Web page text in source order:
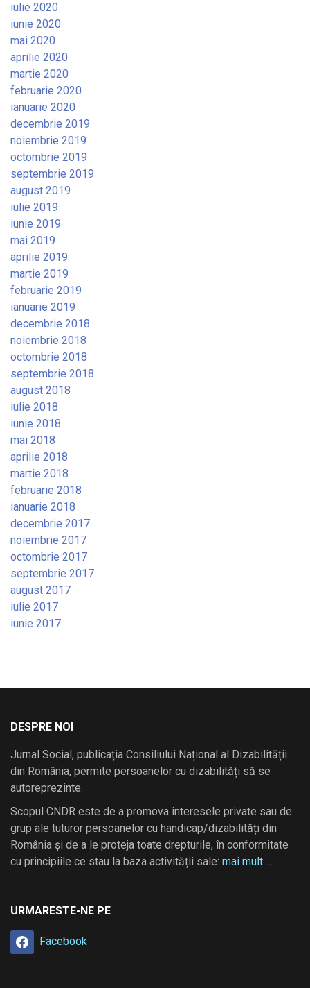
iulie 2020
iunie 2020
mai 2020
aprilie 2020
martie 2020
februarie 2020
ianuarie 2020
decembrie 2019
noiembrie 2019
octombrie 2019
septembrie 2019
august 2019
iulie 2019
iunie 2019
mai 2019
aprilie 2019
martie 2019
februarie 2019
ianuarie 2019
decembrie 2018
noiembrie 2018
octombrie 2018
septembrie 2018
august 2018
iulie 2018
iunie 2018
mai 2018
aprilie 2018
martie 2018
februarie 2018
ianuarie 2018
decembrie 2017
noiembrie 2017
octombrie 2017
septembrie 2017
august 2017
iulie 2017
iunie 2017
DESPRE NOI
Jurnal Social, publicația Consiliului Național al Dizabilității
din România, permite persoanelor cu dizabilități să se
autoreprezinte.
Scopul CNDR este de a promova interesele private sau de
grup ale tuturor persoanelor cu handicap/dizabilități din
România și de a le proteja toate drepturile, în conformitate
cu principiile ce stau la baza activității sale: mai mult …
URMARESTE-NE PE
Facebook